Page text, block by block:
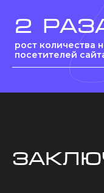
2
рост количества
посетителей